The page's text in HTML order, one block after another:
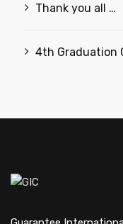
Thank you all …
4th Graduation